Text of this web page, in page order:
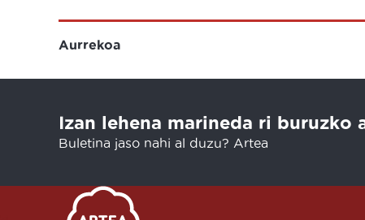
Aurrekoa
Izan lehena marineda ri buruzko
Buletina jaso nahi al duzu? Artea